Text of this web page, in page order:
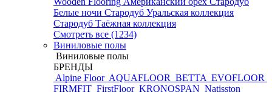
Белые ночи Стародуб Уральская коллекция
Стародуб Таёжная коллекция
Смотреть все (1234)
Виниловые полы
Виниловые полы
БРЕНДЫ
Alpine Floor AQUAFLOOR BETTA EVOFLOOR
FIRMFIT FirstFloor KRONOSPAN Natisston